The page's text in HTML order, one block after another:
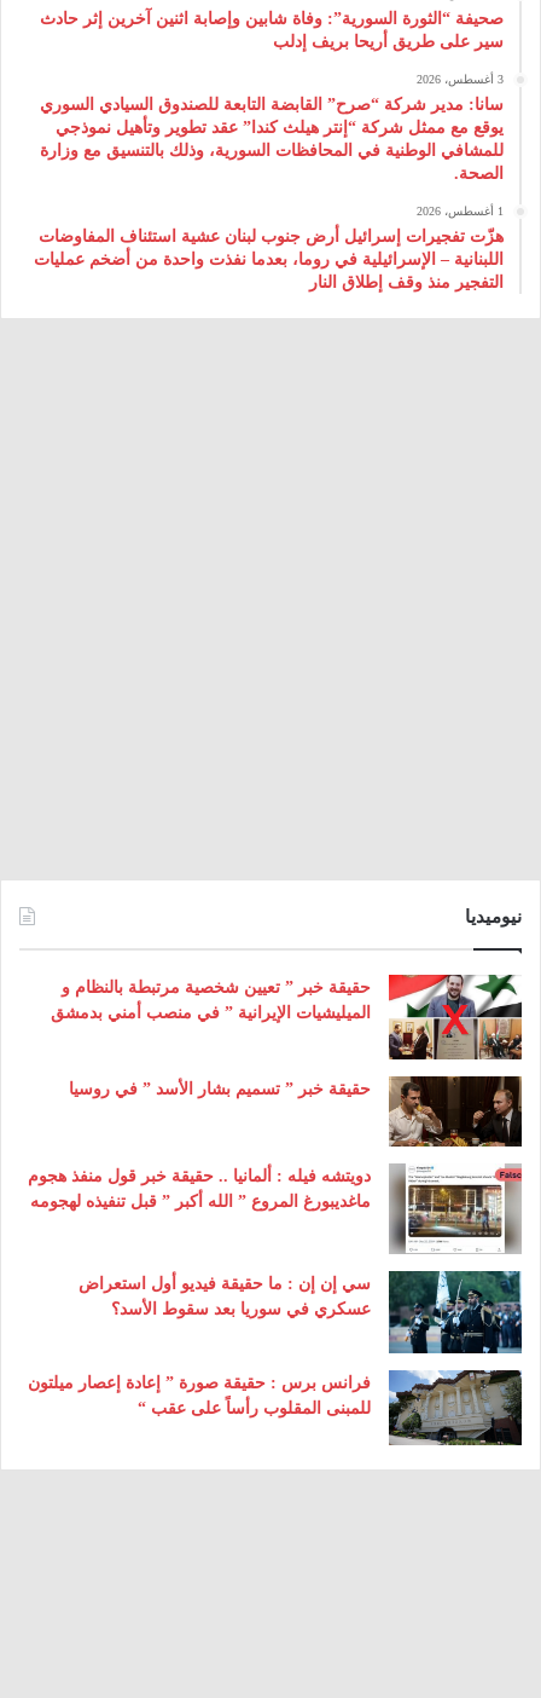
صحيفة “الثورة السورية”: وفاة شابين وإصابة اثنين آخرين إثر حادث
سير على طريق أريحا بريف إدلب
3 أغسطس، 2026
سانا: مدير شركة “صرح” القابضة التابعة للصندوق السيادي السوري
يوقع مع ممثل شركة “إنتر هيلث كندا” عقد تطوير وتأهيل نموذجي
للمشافي الوطنية في المحافظات السورية، وذلك بالتنسيق مع وزارة
الصحة.
1 أغسطس، 2026
هزّت تفجيرات إسرائيل أرض جنوب لبنان عشية استئناف المفاوضات
اللبنانية – الإسرائيلية في روما، بعدما نفذت واحدة من أضخم عمليات
التفجير منذ وقف إطلاق النار
نيوميديا
حقيقة خبر ” تعيين شخصية مرتبطة بالنظام و
الميليشيات الإيرانية ” في منصب أمني بدمشق
حقيقة خبر ” تسميم بشار الأسد ” في روسيا
دويتشه فيله : ألمانيا .. حقيقة خبر قول منفذ هجوم
ماغديبورغ المروع ” الله أكبر ” قبل تنفيذه لهجومه
سي إن إن : ما حقيقة فيديو أول استعراض
عسكري في سوريا بعد سقوط الأسد؟
فرانس برس : حقيقة صورة ” إعادة إعصار ميلتون
للمبنى المقلوب رأساً على عقب “